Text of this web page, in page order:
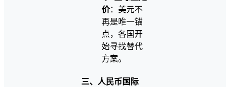
价：美元不
再是唯一锚
点，各国开
始寻找替代
方案。
三、人民币国际